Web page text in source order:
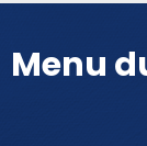
Menu